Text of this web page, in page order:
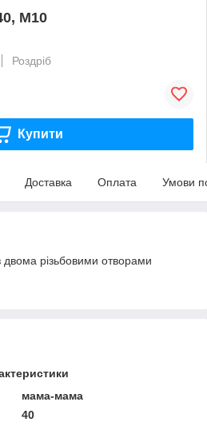
M10
Роздріб
Купити
Доставка Оплата Умови
двома різьбовими отворами
мама-мама
40